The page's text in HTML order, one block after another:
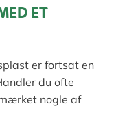
ET
er fortsat en
du ofte
nogle af